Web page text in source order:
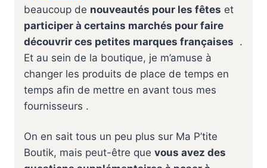
beaucoup de nouveautés pour les fêtes et
participer à certains marchés pour faire
découvrir ces petites marques françaises .
Et au sein de la boutique, je m’amuse à
changer les produits de place de temps en
temps afin de mettre en avant tous mes
fournisseurs .
On en sait tous un peu plus sur Ma P’tite
Boutik, mais peut-être que vous avez des